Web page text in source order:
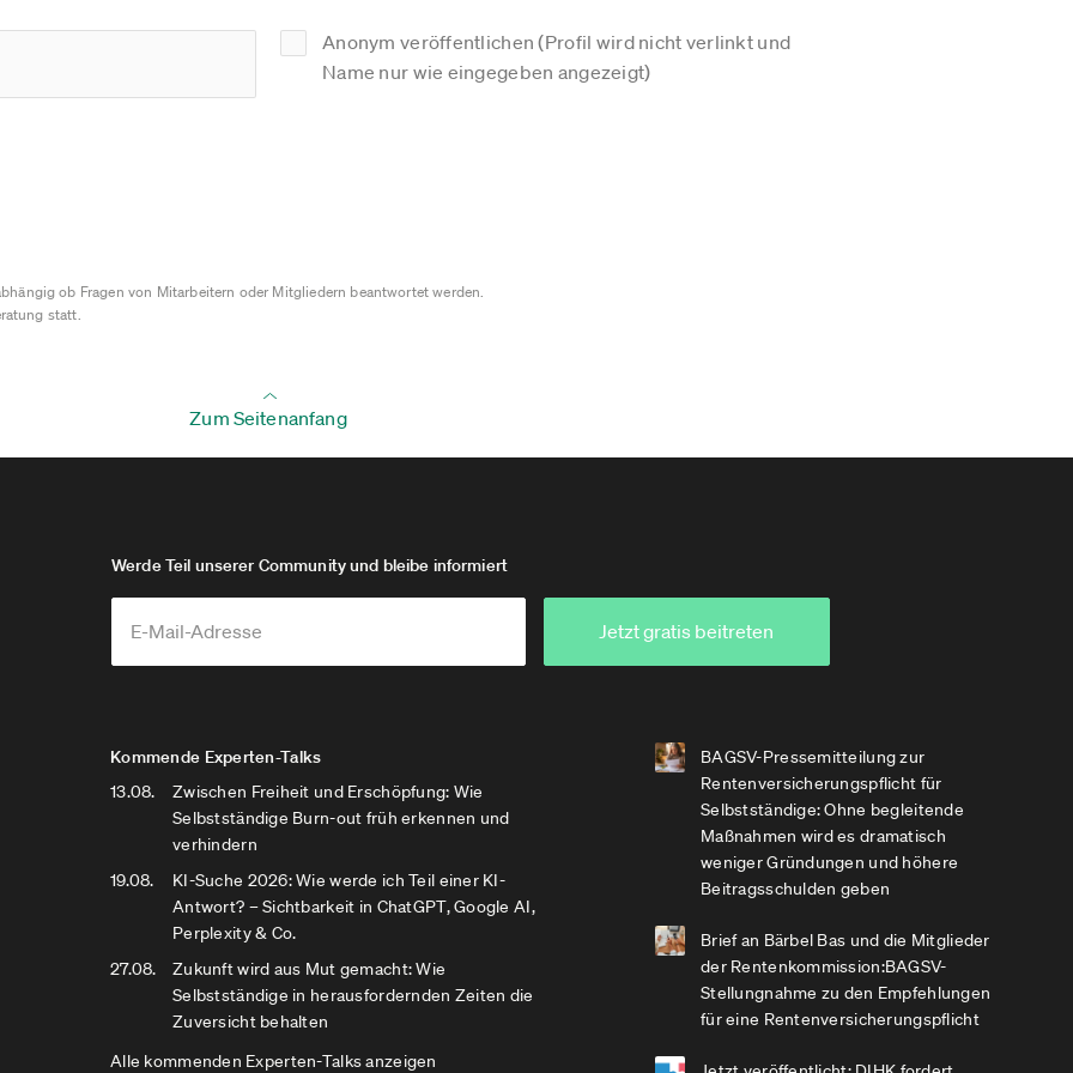
Anonym veröffentlichen (Profil wird nicht verlinkt und
Name nur wie eingegeben angezeigt)
ob Fragen von Mitarbeitern oder Mitgliedern beantwortet werden.
statt.
Zum Seitenanfang
Werde Teil unserer Community und bleibe informiert
Jetzt gratis beitreten
Kommende Experten-Talks
13.08.
Zwischen Freiheit und Erschöpfung: Wie
Selbstständige Burn-out früh erkennen und
verhindern
19.08.
KI-Suche 2026: Wie werde ich Teil einer KI-
Antwort? – Sichtbarkeit in ChatGPT, Google AI,
Perplexity & Co.
27.08.
Zukunft wird aus Mut gemacht: Wie
Selbstständige in herausfordernden Zeiten die
Zuversicht behalten
Alle kommenden Experten-Talks anzeigen
BAGSV-Pressemitteilung zur
Rentenversicherungspflicht für
Selbstständige: Ohne begleitende
Maßnahmen wird es dramatisch
weniger Gründungen und höhere
Beitragsschulden geben
Brief an Bärbel Bas und die Mitglieder
der Rentenkommission:BAGSV-
Stellungnahme zu den Empfehlungen
für eine Rentenversicherungspflicht